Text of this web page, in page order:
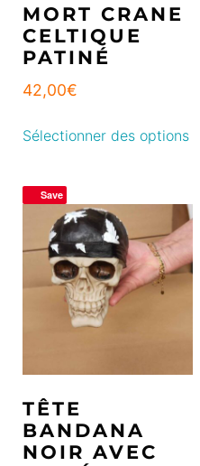
MORT CRANE
CELTIQUE
PATINÉ
42,00€
Sélectionner des options
Save
TÊTE
BANDANA
NOIR AVEC